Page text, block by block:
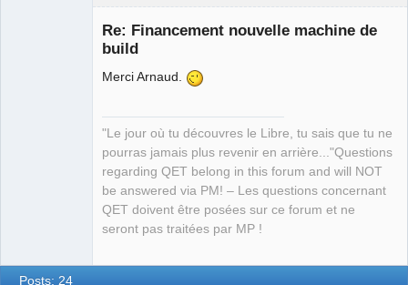
Re: Financement nouvelle machine de
build
Merci Arnaud.
"Le jour où tu découvres le Libre, tu sais que tu ne
pourras jamais plus revenir en arrière..."Questions
regarding QET belong in this forum and will NOT
be answered via PM! – Les questions concernant
QET doivent être posées sur ce forum et ne
seront pas traitées par MP !
Posts: 24